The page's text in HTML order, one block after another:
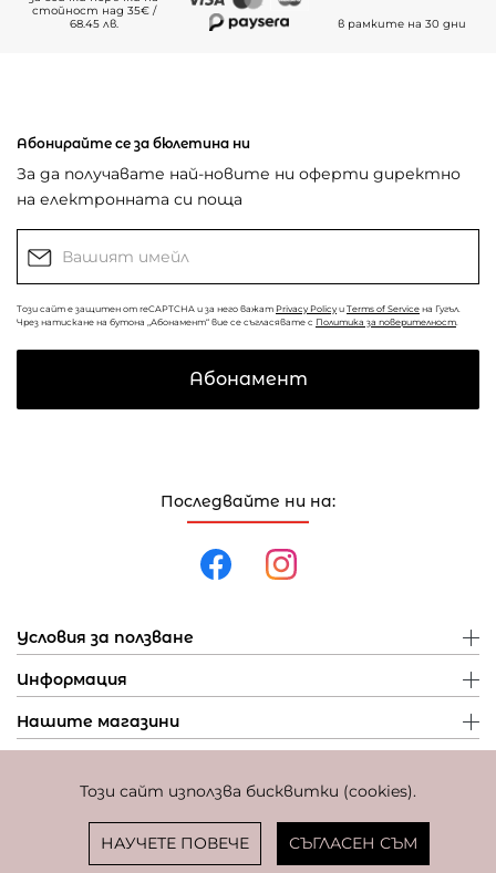
Този сайт използва бисквитки (cookies).
НАУЧЕТЕ ПОВЕЧЕ СЪГЛАСЕН СЪМ
стойност над 35€ /
68.45 лв.
в рамките на 30 дни
Последвайте ни на:
Условия за ползване
Информация
Нашите магазини
Абонирайте се за бюлетина ни
За да получавате най-новите ни оферти директно
на електронната си поща
Този сайт е защитен от reCAPTCHA и за него важат Privacy Policy и Terms of Service на Гугъл.
Чрез натискане на бутона „Абонамент“ вие се съгласявате с Политика за поверителност
Абонамент
Фиксиран курс за превалутиране: 1 EUR = 1,95583 BGN